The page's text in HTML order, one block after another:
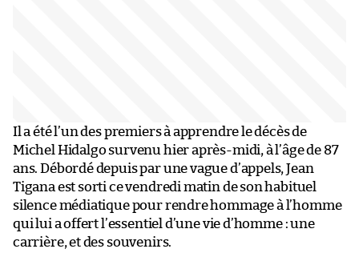
Il a été l’un des premiers à apprendre le décès de
Michel Hidalgo survenu hier après-midi, à l’âge de 87
ans. Débordé depuis par une vague d’appels, Jean
Tigana est sorti ce vendredi matin de son habituel
silence médiatique pour rendre hommage à l’homme
qui lui a offert l’essentiel d’une vie d’homme : une
carrière, et des souvenirs.